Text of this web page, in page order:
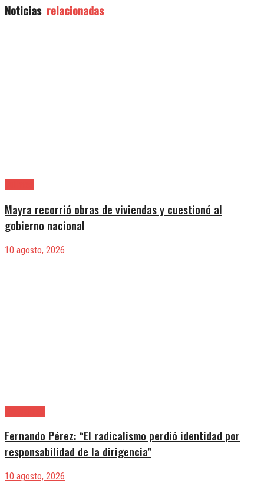
Noticias relacionadas
Mayra recorrió obras de viviendas y cuestionó al
gobierno nacional
10 agosto, 2026
Fernando Pérez: “El radicalismo perdió identidad por
responsabilidad de la dirigencia”
10 agosto, 2026